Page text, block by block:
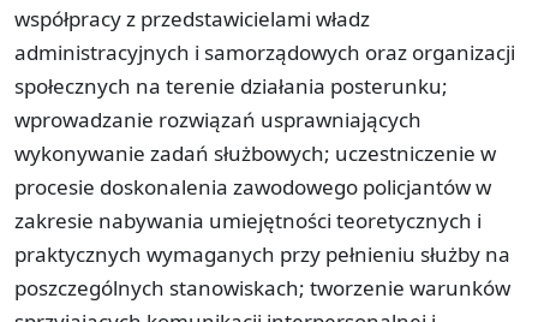
współpracy z przedstawicielami władz
administracyjnych i samorządowych oraz organizacji
społecznych na terenie działania posterunku;
wprowadzanie rozwiązań usprawniających
wykonywanie zadań służbowych; uczestniczenie w
procesie doskonalenia zawodowego policjantów w
zakresie nabywania umiejętności teoretycznych i
praktycznych wymaganych przy pełnieniu służby na
poszczególnych stanowiskach; tworzenie warunków